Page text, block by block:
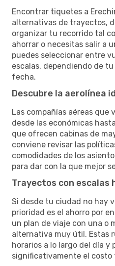
Encontrar tiquetes a
alternativas de trayectos,
organizar tu recorrido tal
ahorrar o necesitas salir a
puedes seleccionar entre
escalas, dependiendo de
fecha.
Descubre la aerolínea
Las compañías aéreas que
desde las económicas
que ofrecen cabinas de
conviene revisar las
comodidades de los
para dar con la que mejor
Trayectos con escalas
Si desde tu ciudad no hay
prioridad es el ahorro por
un plan de viaje con una o
alternativa muy útil. Estas
horarios a lo largo del día y
significativamente el costo